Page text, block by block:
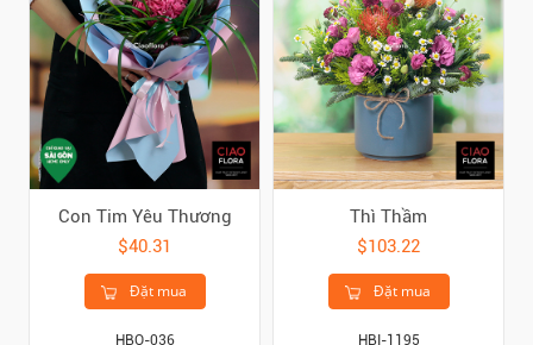
Con Tim Yêu Thương
$40.31
Đặt mua
HBO-036
Thì Thầm
$103.22
Đặt mua
HBI-1195